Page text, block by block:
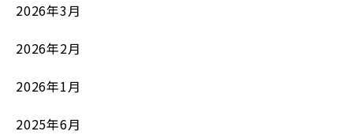
2026年3月
2026年2月
2026年1月
2025年6月